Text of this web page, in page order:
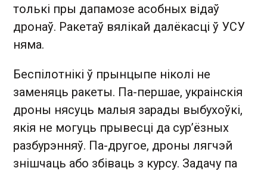
толькі пры дапамозе асобных відаў
дронаў. Ракетаў вялікай далёкасці ў УСУ
няма.
Беспілотнікі ў прынцыпе ніколі не
заменяць ракеты. Па-першае, украінскія
дроны нясуць малыя зарады выбухоўкі,
якія не могуць прывесці да сур’ёзных
разбурэнняў. Па-другое, дроны лягчэй
знішчаць або збіваць з курсу. Задачу па